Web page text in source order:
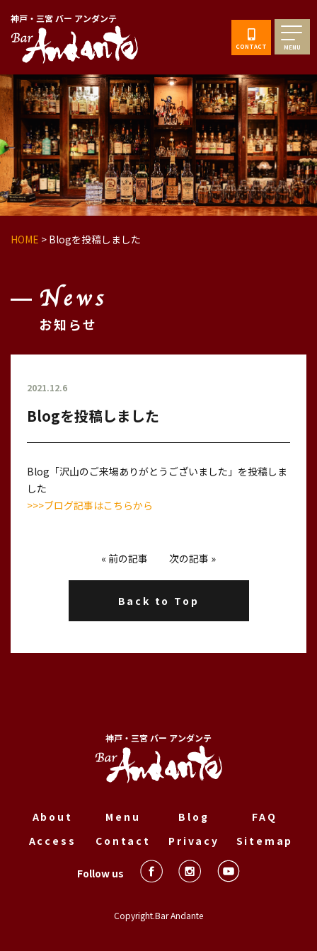
神戸・三宮 バー アンダンテ
CONTACT MENU
HOME > Blogを投稿しました
News
お知らせ
2021.12.6
Blogを投稿しました
Blog「沢山のご来場ありがとうございました」を投稿しま
した
>>>ブログ記事はこちらから
« 前の記事 次の記事 »
Back to Top
神戸・三宮 バー アンダンテ
About Menu Blog
FAQ
Access
Contact Privacy Sitemap
Follow us
Copyright.Bar Andante